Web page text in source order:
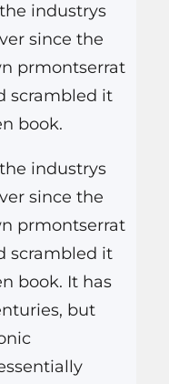
industrys
since the
prmontserrat
scrambled it
book.
industrys
since the
prmontserrat
scrambled it
book. It has
but